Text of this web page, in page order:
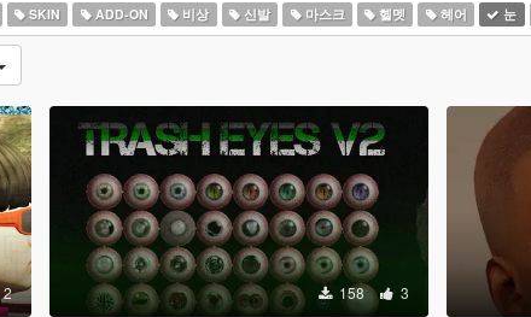
SKIN ADD-ON 비상 신발 마스크 헬멧 헤어 눈
2 158 3